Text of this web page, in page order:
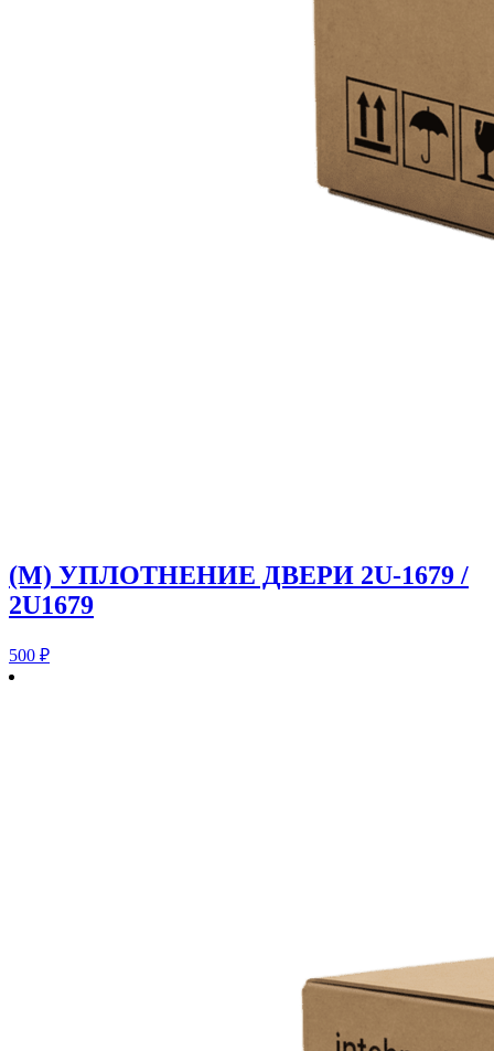
(M) УПЛОТНЕНИЕ ДВЕРИ 2U-1679 /
2U1679
500 ₽